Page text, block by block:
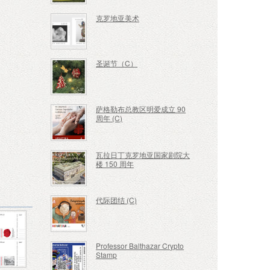
克罗地亚美术
圣诞节（C）
萨格勒布总教区明爱成立 90
周年 (C)
瓦拉日丁克罗地亚国家剧院大
楼 150 周年
代际团结 (C)
Professor Balthazar Crypto
Stamp